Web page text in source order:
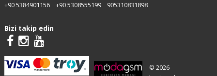
+90 5384901156
+90 5308555199 905310831898
Bizi takip edin
© 2026